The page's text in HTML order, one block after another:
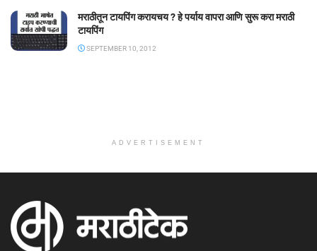
मराठीतून टायपिंग करायचय ? हे पर्याय वापरा आणि सुरू करा मराठी
टायपिंग
SEPTEMBER 10, 2012
ADVERTISEMENT